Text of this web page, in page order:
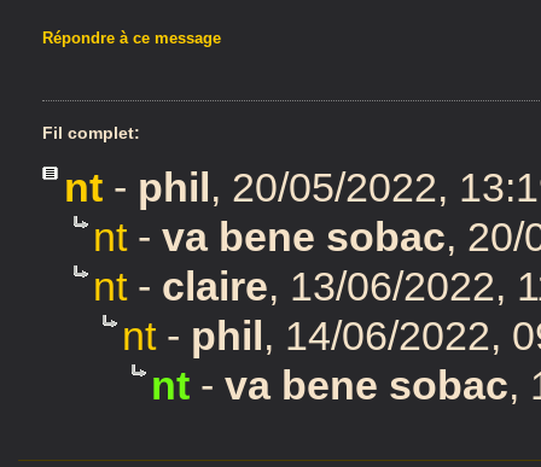
Répondre à ce message
Fil complet:
nt - phil, 20/05/2022,
nt- va bene sobac, 20/
nt- claire, 13/06/2022,
nt- phil, 14/06/2022,
nt - va bene sobac,